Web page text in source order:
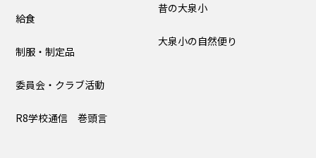
大泉小の自然便り
給食
制服・制定品
委員会・クラブ活動
R8学校通信 巻頭言
昔の大泉小
大泉小の自然便り